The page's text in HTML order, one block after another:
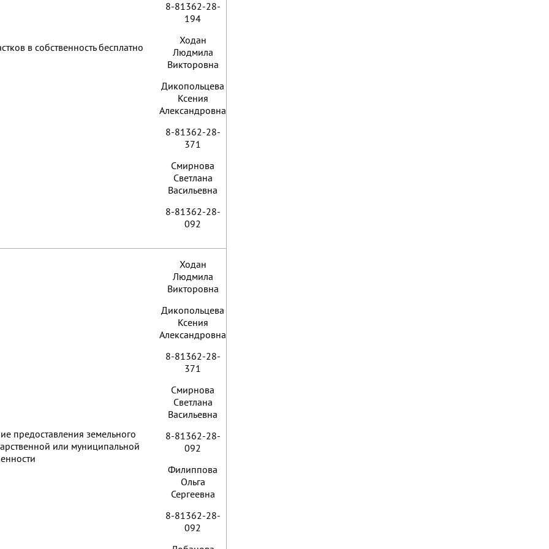
в собственность бесплатно
8-81362-28-
194
Ходан
Людмила
Викторовна
Дикопольцева
Ксения
Александровна
8-81362-28-
371
Смирнова
Светлана
Васильевна
8-81362-28-
092
предоставления земельного
или муниципальной
Ходан
Людмила
Викторовна
Дикопольцева
Ксения
Александровна
8-81362-28-
371
Смирнова
Светлана
Васильевна
8-81362-28-
092
Филиппова
Ольга
Сергеевна
8-81362-28-
092